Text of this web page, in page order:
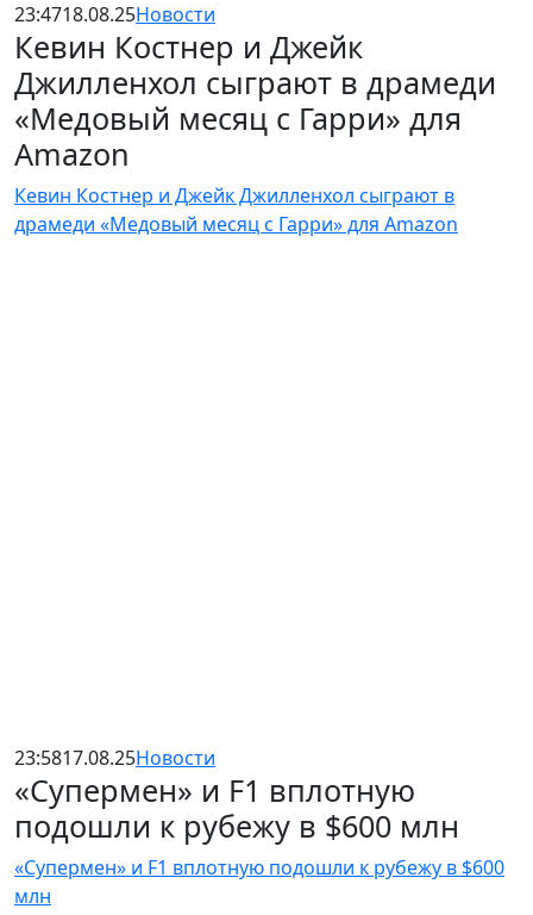
23:4718.08.25Новости
Кевин Костнер и Джейк
Джилленхол сыграют в драмеди
«Медовый месяц с Гарри» для
Amazon
Кевин Костнер и Джейк Джилленхол сыграют в
драмеди «Медовый месяц с Гарри» для Amazon
23:5817.08.25Новости
«Супермен» и F1 вплотную
подошли к рубежу в $600 млн
«Супермен» и F1 вплотную подошли к рубежу в $600
млн